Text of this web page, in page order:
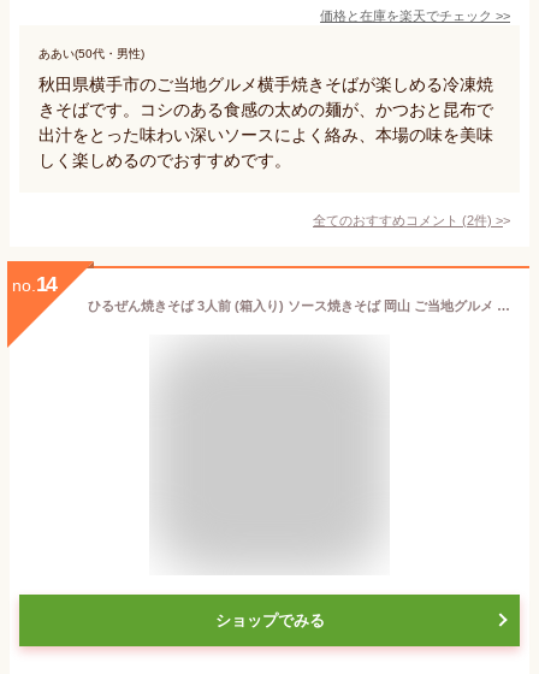
価格と在庫を楽天でチェック >>
ああい(50代・男性)
秋田県横手市のご当地グルメ横手焼きそばが楽しめる冷凍焼
きそばです。コシのある食感の太めの麺が、かつおと昆布で
出汁をとった味わい深いソースによく絡み、本場の味を美味
しく楽しめるのでおすすめです。
全てのおすすめコメント (2件) >
no. 14
ひるぜん焼きそば 3人前 (箱入り) ソース焼きそば 岡山 ご当地グルメ 三浦商店 送料無料 (184)
ショップでみる